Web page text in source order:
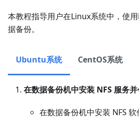
本教程指导用户在Linux系统中，使
据备份。
Ubuntu系统 CentOS系统
在数据备份机中安装 NFS 服务
在数据备份机中安装 NFS 软